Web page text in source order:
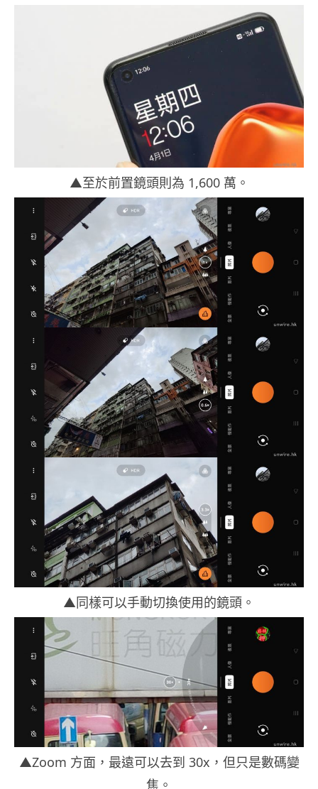
▲至於前置鏡頭則為 1,600 萬。
▲同樣可以手動切換使用的鏡頭。
▲Zoom 方面，最遠可以去到 30x，但只是數碼變
焦。